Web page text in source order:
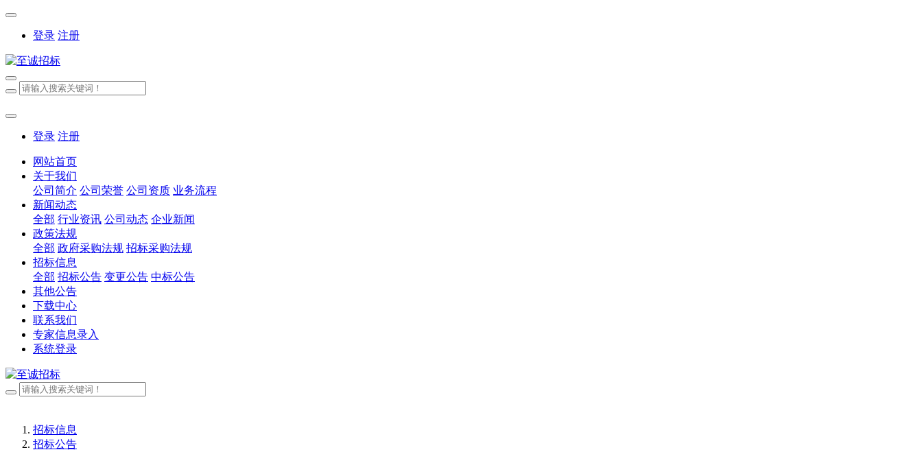
登录 注册
登录 注册
网站首页
关于我们
公司简介 公司荣誉 公司资质 业务流程
新闻动态
全部 行业资讯 公司动态 企业新闻
政策法规
全部 政府采购法规 招标采购法规
招标信息
全部 招标公告 变更公告 中标公告
其他公告
下载中心
联系我们
专家信息录入
系统登录
招标信息
招标公告